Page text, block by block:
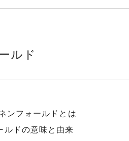
ルド
ンフォールドとは
ルドの意味と由来